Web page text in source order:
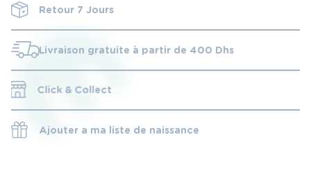
Retour 7 Jours
Livraison gratuite à partir de 400 Dhs
Click & Collect
Ajouter a ma liste de naissance